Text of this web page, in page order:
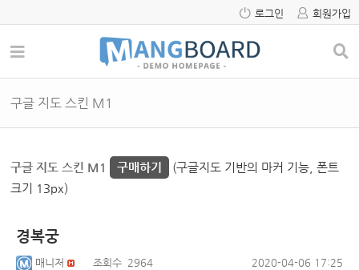
로그인 회원가입
구글 지도 스킨 M1
구글 지도 스킨 M1 구매하기
(구글지도 기반의 마커 기능, 폰트
크기 13px)
경복궁
매니저 조회수 2964 2020-04-06 17:25